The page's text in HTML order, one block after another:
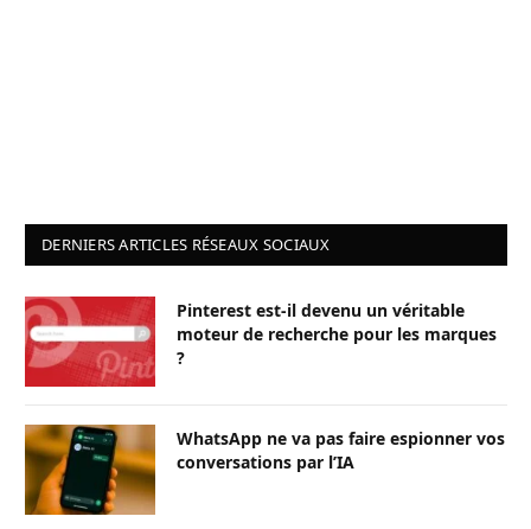
DERNIERS ARTICLES RÉSEAUX SOCIAUX
Pinterest est-il devenu un véritable
moteur de recherche pour les marques
?
WhatsApp ne va pas faire espionner vos
conversations par l’IA